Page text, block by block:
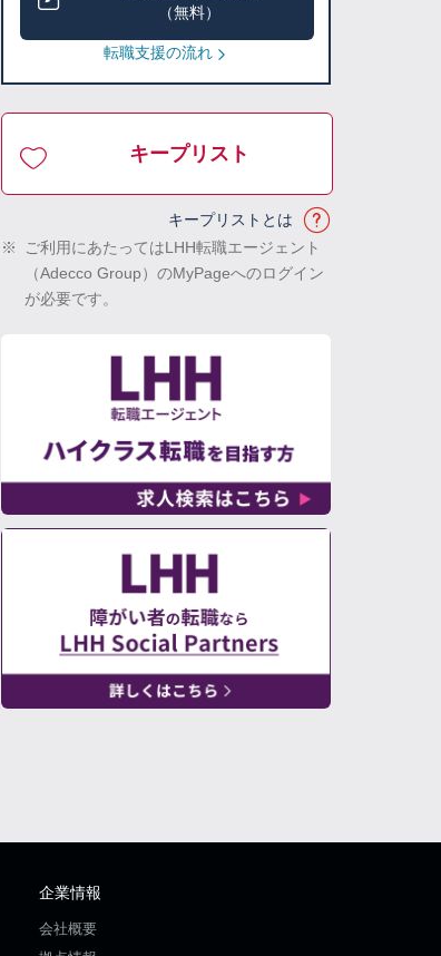
（無料）
転職支援の流れ
キープリスト
キープリストとは
※
ご利用にあたってはLHH転職エージェント
（Adecco Group）のMyPageへのログイン
が必要です。
企業情報
会社概要